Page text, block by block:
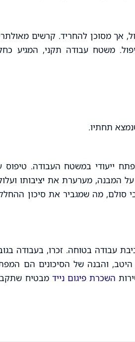
אך מסוכן להחריד. קרשים
משטח עבודה תקני, המגיע
תחתיו.
ייעודי במשטח העבודה. טיפוס
המבנה, מערערת את יציבותו
סולם, מה שמגביר את סיכון
עבודה בטוחה. זכרו, בעבודה
היטב, והבנה של הסיכונים הם
השכרת פיגום נייד מבטיח